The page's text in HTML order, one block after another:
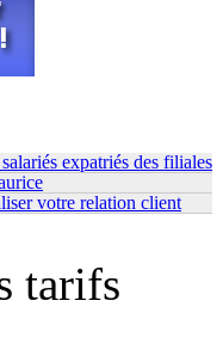
expatriés des filiales
votre relation client
tarifs